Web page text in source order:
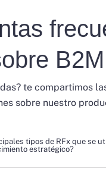
B2M
te compartimos
sobre nuestro
tipos de RFx que se
estratégico?